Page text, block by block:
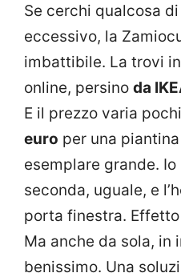
Se cerchi qualcosa
eccessivo, la
imbattibile. La trovi
online, persino da
E il prezzo varia
euro per una
esemplare grande.
seconda, uguale, e
porta finestra.
Ma anche da sola, in
benissimo. Una